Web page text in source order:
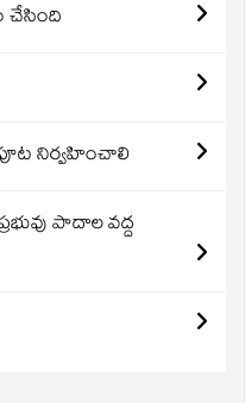
చేసింది
నిర్వహించాలి
పాదాల వద్ద